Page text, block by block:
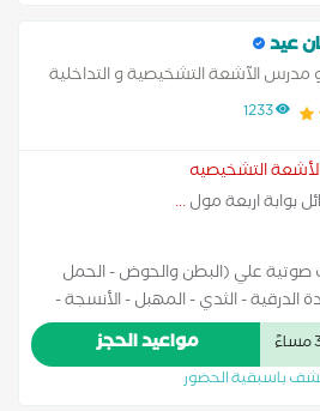
عيد
الآشعة التشخيصية و التداخلية
القومي - جامعة المنوفية
1233
التشخيصيه
بوابة اربعة مول...
علي (البطن والحوض - الحمل
الدرقية - الثدي - المهبل - الأنسجة -
ملون علي ( شرايين الرقبة - شرايين
واحد أو طرفين - شرايين الكلي ) -
الثدي باستخدام الموجات الصوتية
مواعيد الحجز
باسبقية الحضور